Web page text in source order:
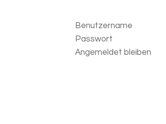
Benutzername
Passwort
Angemeldet bleiben